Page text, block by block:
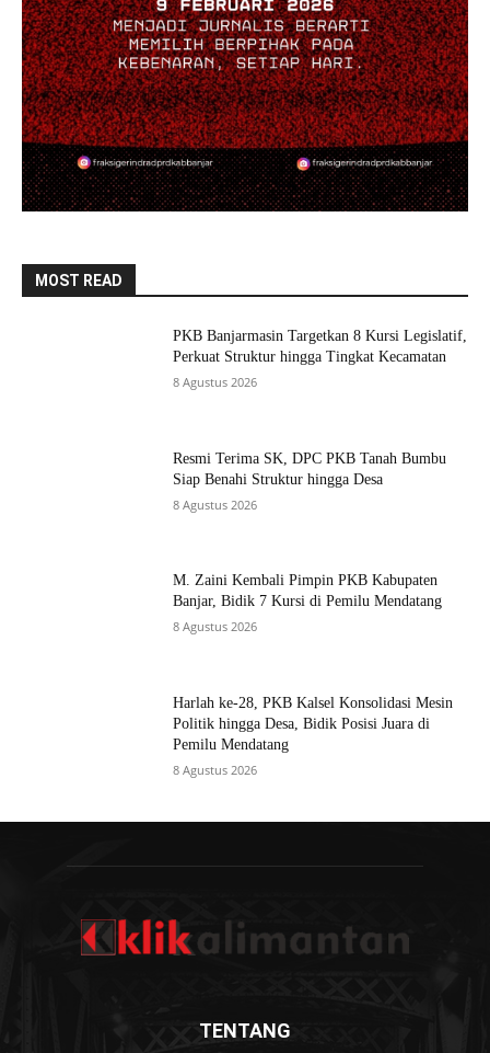
MOST READ
PKB Banjarmasin Targetkan 8 Kursi Legislatif,
Perkuat Struktur hingga Tingkat Kecamatan
8 Agustus 2026
Resmi Terima SK, DPC PKB Tanah Bumbu
Siap Benahi Struktur hingga Desa
8 Agustus 2026
M. Zaini Kembali Pimpin PKB Kabupaten
Banjar, Bidik 7 Kursi di Pemilu Mendatang
8 Agustus 2026
Harlah ke-28, PKB Kalsel Konsolidasi Mesin
Politik hingga Desa, Bidik Posisi Juara di
Pemilu Mendatang
8 Agustus 2026
TENTANG